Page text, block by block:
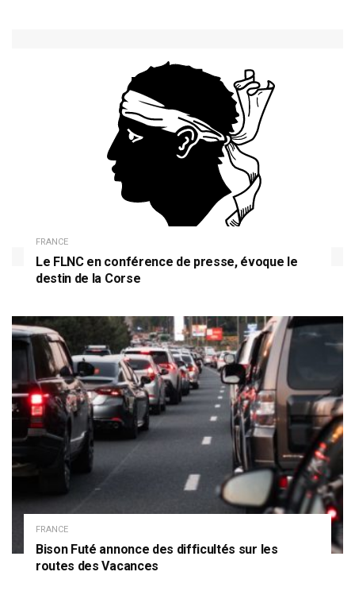
FRANCE
Le FLNC en conférence de presse, évoque le
destin de la Corse
FRANCE
Bison Futé annonce des difficultés sur les
routes des Vacances